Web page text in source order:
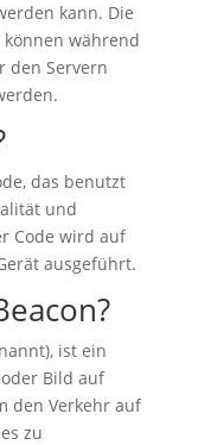
kann. Die
während
den Servern
das benutzt
und
Code wird auf
ausgeführt.
ist ein
Bild auf
den Verkehr auf
zu